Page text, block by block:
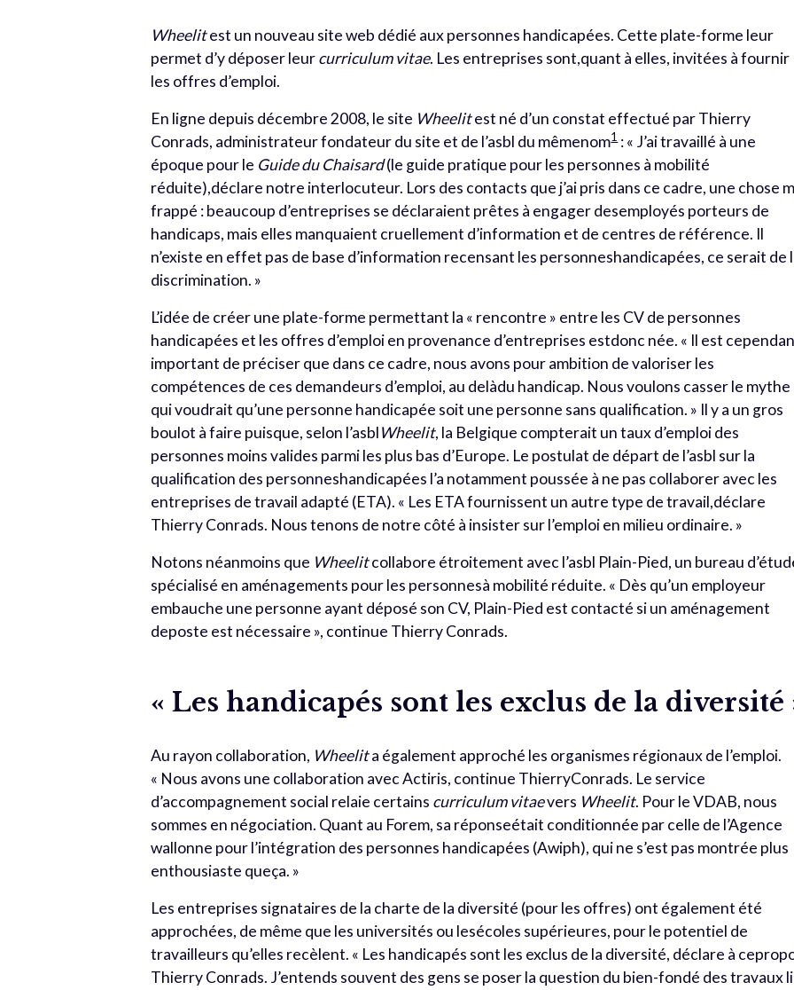
Wheelitest un nouveau site web dédié aux personnes handicapées. Cette plate-forme leur
permet d’y déposer leurcurriculum vitae. Les entreprises sont,quant à elles, invitées à fournir
les offres d’emploi.
En ligne depuis décembre 2008, le site Wheelitest né d’un constat effectué par Thierry
Conrads, administrateur fondateur du site et de l’asbl du mêmenom1: « J’ai travaillé à une
époque pour le Guide du Chaisard(le guide pratique pour les personnes à mobilité
réduite),déclare notre interlocuteur. Lors des contacts que j’ai pris dans ce cadre, une chose
frappé : beaucoup d’entreprises se déclaraient prêtes à engager desemployés porteurs de
handicaps, mais elles manquaient cruellement d’information et de centres de référence. Il
n’existe en effet pas de base d’information recensant les personneshandicapées, ce serait de
discrimination. »
L’idée de créer une plate-forme permettant la « rencontre » entre les CV de personnes
handicapées et les offres d’emploi en provenance d’entreprises estdonc née. « Il est
important de préciser que dans ce cadre, nous avons pour ambition de valoriser les
compétences de ces demandeurs d’emploi, au delàdu handicap. Nous voulons casser le mythe
qui voudrait qu’une personne handicapée soit une personne sans qualification. » Il y a un gros
boulot à faire puisque, selon l’asblWheelit, la Belgique compterait un taux d’emploi des
personnes moins valides parmi les plus bas d’Europe. Le postulat de départ de l’asbl sur la
qualification des personneshandicapées l’a notamment poussée à ne pas collaborer avec les
entreprises de travail adapté (ETA). « Les ETA fournissent un autre type de travail,déclare
Thierry Conrads. Nous tenons de notre côté à insister sur l’emploi en milieu ordinaire. »
Notons néanmoins que Wheelitcollabore étroitement avec l’asbl Plain-Pied, un bureau
spécialisé en aménagements pour les personnesà mobilité réduite. « Dès qu’un employeur
embauche une personne ayant déposé son CV, Plain-Pied est contacté si un aménagement
deposte est nécessaire », continue Thierry Conrads.
« Les handicapés sont les exclus de la diversité
Au rayon collaboration, Wheelita également approché les organismes régionaux de l’emploi.
« Nous avons une collaboration avec Actiris, continue ThierryConrads. Le service
d’accompagnement social relaie certains curriculum vitaevers Wheelit. Pour le VDAB, nous
sommes en négociation. Quant au Forem, sa réponseétait conditionnée par celle de l’Agence
wallonne pour l’intégration des personnes handicapées (Awiph), qui ne s’est pas montrée plus
enthousiaste queça. »
Les entreprises signataires de la charte de la diversité (pour les offres) ont également été
approchées, de même que les universités ou lesécoles supérieures, pour le potentiel de
travailleurs qu’elles recèlent. « Les handicapés sont les exclus de la diversité, déclare à
Thierry Conrads. J’entends souvent des gens se poser la question du bien-fondé des travaux